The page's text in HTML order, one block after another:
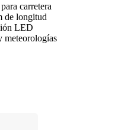
carretera
de longitud
LED
meteorologías